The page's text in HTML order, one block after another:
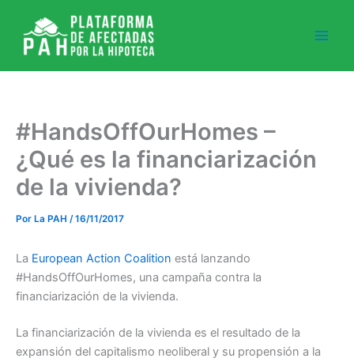
contenido
#HandsOffOurHomes –
¿Qué es la financiarización
de la vivienda?
Por La PAH /16/11/2017
La European Action Coalition está lanzando
#HandsOffOurHomes, una campaña contra la
financiarización de la vivienda.
La financiarización de la vivienda es el resultado de la
expansión del capitalismo neoliberal y su propensión a la